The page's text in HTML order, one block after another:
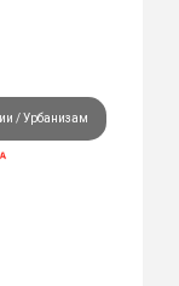
Урбанизам